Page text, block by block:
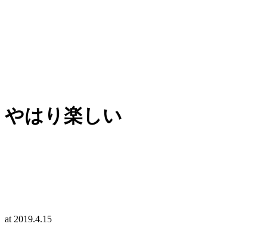
やはり楽しい
at 2019.4.15